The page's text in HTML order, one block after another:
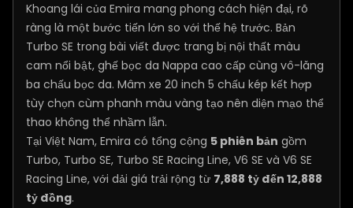
Khoang lái của Emira mang phong cách hiện đại, rõ
ràng là một bước tiến lớn so với thế hệ trước. Bản
Turbo SE trong bài viết được trang bị nội thất màu
cam nổi bật, ghế bọc da Nappa cao cấp cùng vô-lăng
ba chấu bọc da. Mâm xe 20 inch 5 chấu kép kết hợp
tùy chọn cùm phanh màu vàng tạo nên diện mạo thể
thao không thể nhầm lẫn.
Tại Việt Nam, Emira có tổng cộng 5 phiên bản gồm
Turbo, Turbo SE, Turbo SE Racing Line, V6 SE và V6 SE
Racing Line, với dải giá trải rộng từ 7,888 tỷ đến 12,888
tỷ đồng.